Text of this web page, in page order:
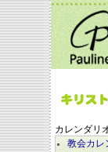
カレンダリ
教会カレ